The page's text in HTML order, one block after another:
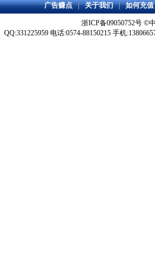
广告赚点|关于我们|如何充值
浙ICP备09050752号 ©
QQ:331225959 电话:0574-88150215 手机